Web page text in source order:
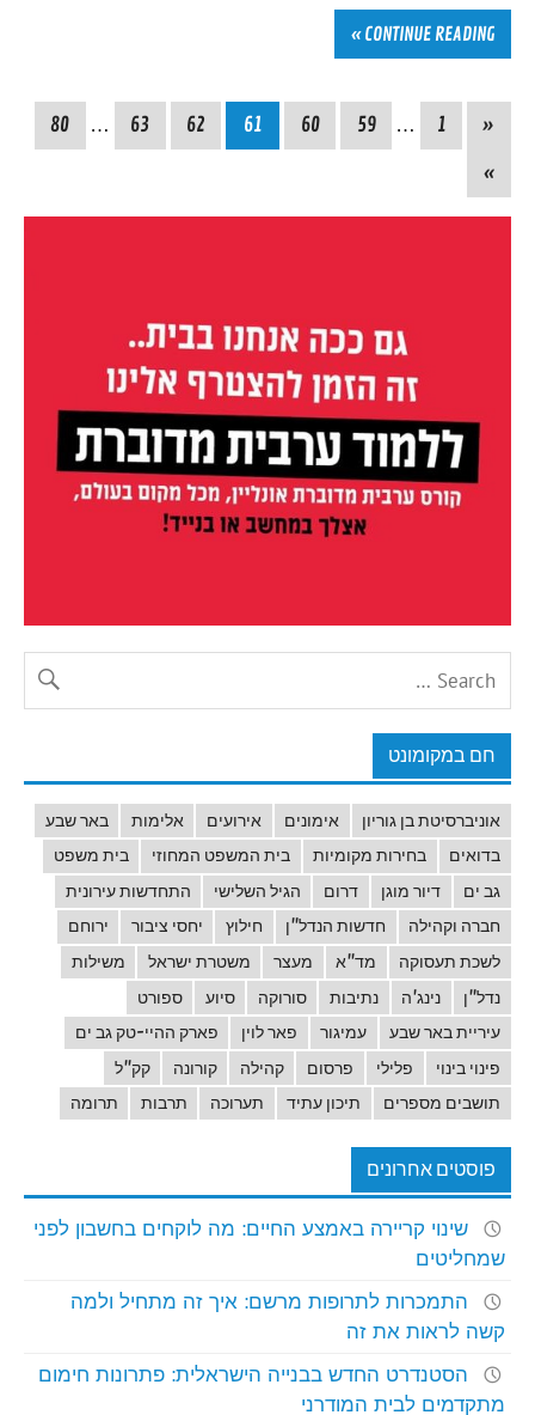
CONTINUE READING »
«
1
…
59
60
61
62
63
…
80
»
חם במקומונט
אוניברסיטת בן גוריון אימונים אירועים אלימות
באר שבע
בדואים
בחירות מקומיות בית המשפט המחוזי
בית משפט
גב ים
דיור מוגן דרום הגיל השלישי
התחדשות עירונית
חברה וקהילה
חדשות הנדל"ן חילוץ יחסי ציבור
ירוחם
לשכת תעסוקה
מד"א מעצר משטרת ישראל
משילות
נדל"ן
נינג'ה נתיבות סורוקה סיוע
ספורט
עיריית באר שבע
עמיגור פאר לוין
פארק ההיי-טק גב ים
פינוי בינוי
פלילי פרסום קהילה קורונה
קק"ל
תושבים מספרים
תיכון עתיד תערוכה תרבות תרומה
פוסטים אחרונים
שינוי קריירה באמצע החיים: מה לוקחים בחשבון לפני
שמחליטים
התמכרות לתרופות מרשם: איך זה מתחיל ולמה
קשה לראות את זה
הסטנדרט החדש בבנייה הישראלית: פתרונות חימום
מתקדמים לבית המודרני